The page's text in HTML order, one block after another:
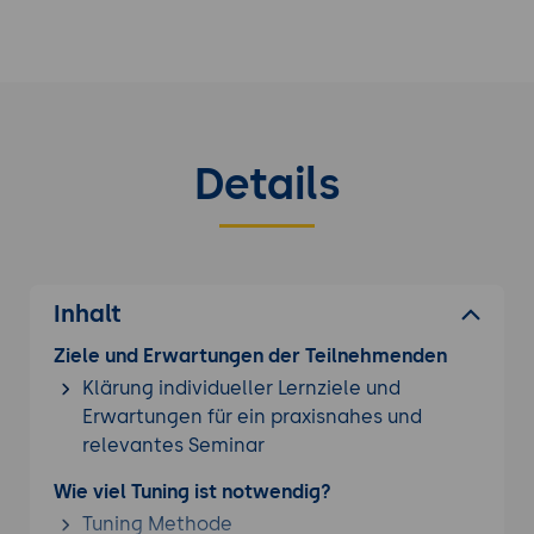
Details
Inhalt
Ziele und Erwartungen der Teilnehmenden
Klärung individueller Lernziele und
Erwartungen für ein praxisnahes und
relevantes Seminar
Wie viel Tuning ist notwendig?
Tuning Methode